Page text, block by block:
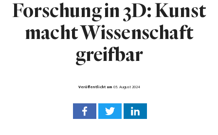
Forschung in 3D: Kunst
macht Wissenschaft
greifbar
Veröffentlicht am 05. August 2024